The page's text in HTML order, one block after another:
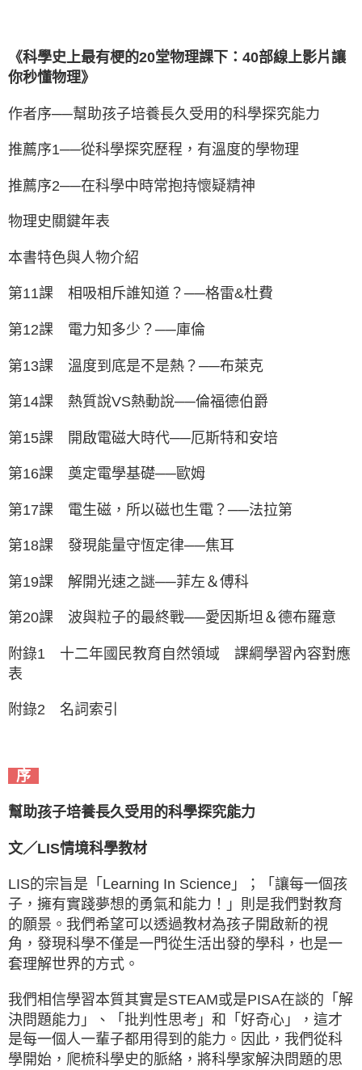
《科學史上最有梗的20堂物理課下：40部線上影片讓
你秒懂物理》
作者序──幫助孩子培養長久受用的科學探究能力
推薦序1──從科學探究歷程，有溫度的學物理
推薦序2──在科學中時常抱持懷疑精神
物理史關鍵年表
本書特色與人物介紹
第11課 相吸相斥誰知道？──格雷&杜費
第12課 電力知多少？──庫倫
第13課 溫度到底是不是熱？──布萊克
第14課 熱質說VS熱動說──倫福德伯爵
第15課 開啟電磁大時代──厄斯特和安培
第16課 奠定電學基礎──歐姆
第17課 電生磁，所以磁也生電？──法拉第
第18課 發現能量守恆定律──焦耳
第19課 解開光速之謎──菲左＆傅科
第20課 波與粒子的最終戰──愛因斯坦＆德布羅意
附錄1 十二年國民教育自然領域 課綱學習內容對應
表
附錄2 名詞索引
序
幫助孩子培養長久受用的科學探究能力
文／LIS情境科學教材
LIS的宗旨是「Learning In Science」；「讓每一個孩
子，擁有實踐夢想的勇氣和能力！」則是我們對教育
的願景。我們希望可以透過教材為孩子開啟新的視
角，發現科學不僅是一門從生活出發的學科，也是一
套理解世界的方式。
我們相信學習本質其實是STEAM或是PISA在談的「解
決問題能力」、「批判性思考」和「好奇心」，這才
是每一個人一輩子都用得到的能力。因此，我們從科
學開始，爬梳科學史的脈絡，將科學家解決問題的思